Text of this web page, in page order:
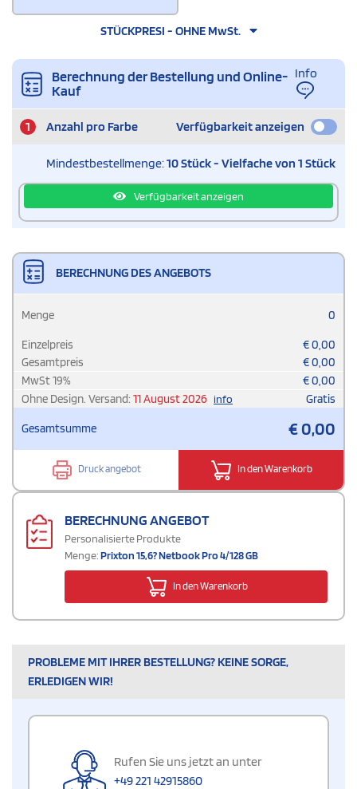
STÜCKPRESI - OHNE MwSt.
Berechnung der Bestellung und Online-
Kauf
Info
1 Anzahl pro Farbe Verfügbarkeit anzeigen
Mindestbestellmenge:10 Stück - Vielfache von 1 Stück
Verfügbarkeit anzeigen
BERECHNUNG DES ANGEBOTS
Menge 0
Einzelpreis €0,00
Gesamtpreis
€0,00
MwSt19% €0,00
Ohne Design. Versand: 11 August 2026 info Gratis
Gesamtsumme €0,00
Druck angebot In den Warenkorb
BERECHNUNG ANGEBOT
Personalisierte Produkte
Menge:Prixton 15,6? Netbook Pro 4/128 GB
In den Warenkorb
PROBLEME MIT IHRER BESTELLUNG? KEINE SORGE,
ERLEDIGEN WIR!
Rufen Sie uns jetzt an unter
+49 221 42915860